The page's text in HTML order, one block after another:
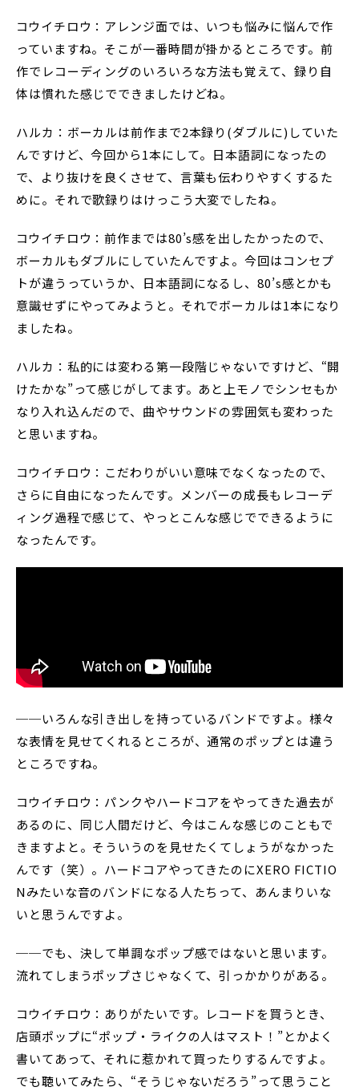
コウイチロウ：アレンジ面では、いつも悩みに悩んで作
っていますね。そこが一番時間が掛かるところです。前
作でレコーディングのいろいろな方法も覚えて、録り自
体は慣れた感じでできましたけどね。
ハルカ：ボーカルは前作まで2本録り(ダブルに)していた
んですけど、今回から1本にして。日本語詞になったの
で、より抜けを良くさせて、言葉も伝わりやすくするた
めに。それで歌録りはけっこう大変でしたね。
コウイチロウ：前作までは80’s感を出したかったので、
ボーカルもダブルにしていたんですよ。今回はコンセプ
トが違うっていうか、日本語詞になるし、80’s感とかも
意識せずにやってみようと。それでボーカルは1本になり
ましたね。
ハルカ：私的には変わる第一段階じゃないですけど、“開
けたかな”って感じがしてます。あと上モノでシンセもか
なり入れ込んだので、曲やサウンドの雰囲気も変わった
と思いますね。
コウイチロウ：こだわりがいい意味でなくなったので、
さらに自由になったんです。メンバーの成長もレコーデ
ィング過程で感じて、やっとこんな感じでできるように
なったんです。
──いろんな引き出しを持っているバンドですよ。様々
な表情を見せてくれるところが、通常のポップとは違う
ところですね。
コウイチロウ：パンクやハードコアをやってきた過去が
あるのに、同じ人間だけど、今はこんな感じのこともで
きますよと。そういうのを見せたくてしょうがなかった
んです（笑）。ハードコアやってきたのにXERO FICTIO
Nみたいな音のバンドになる人たちって、あんまりいな
いと思うんですよ。
──でも、決して単調なポップ感ではないと思います。
流れてしまうポップさじゃなくて、引っかかりがある。
コウイチロウ：ありがたいです。レコードを買うとき、
店頭ポップに“ポップ・ライクの人はマスト！”とかよく
書いてあって、それに惹かれて買ったりするんですよ。
でも聴いてみたら、“そうじゃないだろう”って思うこと